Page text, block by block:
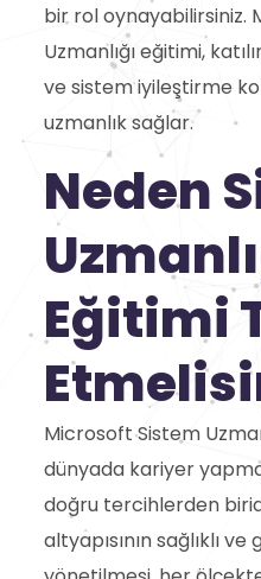
bir rol oynayabilirsiniz.
Uzmanlığı eğitimi,
ve sistem iyileştirme
uzmanlık sağlar.
Neden
Eğitimi
Microsoft Sistem
dünyada kariyer
doğru tercihlerden
altyapısının sağlıklı